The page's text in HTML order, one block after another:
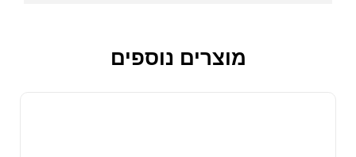
מוצרים נוספים